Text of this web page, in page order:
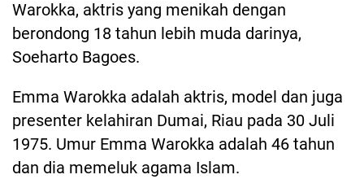
Warokka, aktris yang menikah dengan
berondong 18 tahun lebih muda darinya,
Soeharto Bagoes.
Emma Warokka adalah aktris, model dan juga
presenter kelahiran Dumai, Riau pada 30 Juli
1975. Umur Emma Warokka adalah 46 tahun
dan dia memeluk agama Islam.